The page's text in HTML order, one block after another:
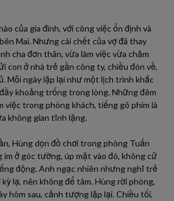
của gia đình, với công việc ổn định và
Mai. Nhưng cái chết của vợ đã thay
cha đơn thân, vừa làm việc vừa chăm
con ở nhà trẻ gần công ty, chiều đón về,
Mỗi ngày lặp lại như một lịch trình khắc
khoảng trống trong lòng. Những đêm
việc trong phòng khách, tiếng gõ phím là
không gian tĩnh lặng.
Hùng dọn đồ chơi trong phòng Tuấn
ở góc tường, úp mặt vào đó, không cử
động. Anh ngạc nhiên nhưng nghĩ trẻ
lạ, nên không để tâm. Hùng rời phòng,
hôm sau, cảnh tượng lặp lại. Chiều tối,